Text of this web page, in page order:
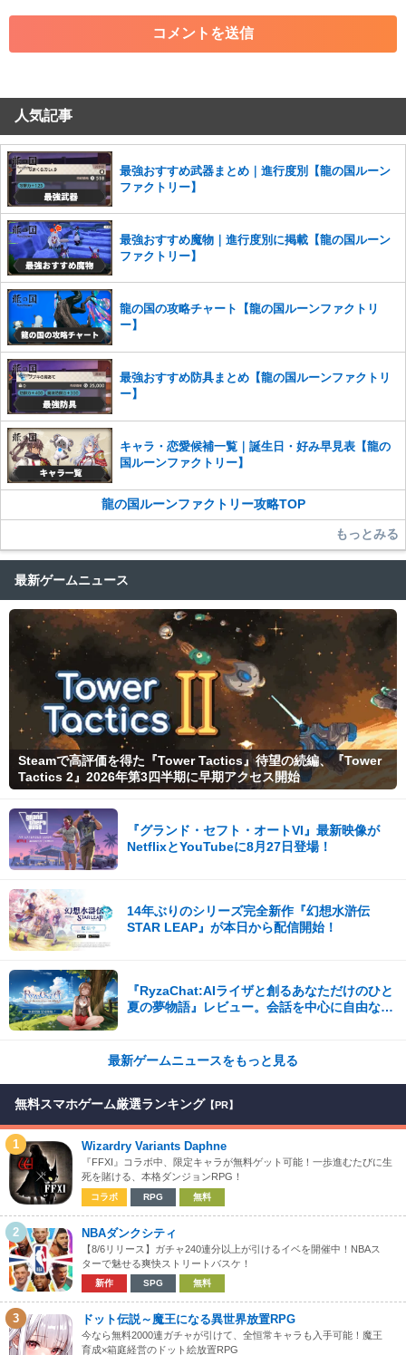
・各ゲームのネタバレを含む内容の投稿
・その他、管理者が不適切と判断した投稿
コメントの削除を申請する
せていただきます。ご了承ください。
※一度削除したコメントは復元ができませんのでご注意くだ
さい。
また、過度な利用規約の違反や、弊社に損害の及ぶ内容の書き込みがあ
った場合は、法的措置をとらせていただく場合もございますので、あら
かじめご理解くださいませ。
人気記事
最強おすすめ武器まとめ｜進行度別【龍の国ルーン
ファクトリー】
最強おすすめ魔物｜進行度別に掲載【龍の国ルーン
ファクトリー】
龍の国の攻略チャート【龍の国ルーンファクトリ
ー】
最強おすすめ防具まとめ【龍の国ルーンファクトリ
ー】
キャラ・恋愛候補一覧｜誕生日・好み早見表【龍の
国ルーンファクトリー】
龍の国ルーンファクトリー攻略TOP
もっとみる
最新ゲームニュース
Steamで高評価を得た『Tower Tactics』待望の続編、『Tower
Tactics 2』2026年第3四半期に早期アクセス開始
『グランド・セフト・オートVI』最新映像が
NetflixとYouTubeに8月27日登場！
14年ぶりのシリーズ完全新作『幻想水滸伝
STAR LEAP』が本日から配信開始！
『RyzaChat:AIライザと創るあなただけのひと
夏の夢物語』レビュー。会話を中心に自由な冒
最新ゲームニュースをもっと見る
無料スマホゲーム厳選ランキング 【PR】
1 Wizardry Variants Daphne
『FFXI』コラボ中、限定キャラが無料ゲット可能！一歩進むたびに生
死を賭ける、本格ダンジョンRPG！
コラボ RPG 無料
2 NBAダンクシティ
【8/6リリース】ガチャ240連分以上が引けるイベを開催中！NBAス
ターで魅せる爽快ストリートバスケ！
新作 SPG 無料
3 ドット伝説～魔王になる異世界放置RPG
今なら無料2000連ガチャが引けて、全恒常キャラも入手可能！魔王
育成×箱庭経営のドット絵放置RPG